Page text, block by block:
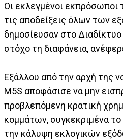
Οι εκλεγμένοι εκπρόσωποι
τις αποδείξεις όλων των
δημοσίευσαν στο
στόχο τη διαφάνεια,
Εξάλλου από την αρχή της
M5S αποφάσισε να μην
προβλεπόμενη κρατική
κομμάτων, συγκεκριμένα το
την κάλυψη εκλογικών